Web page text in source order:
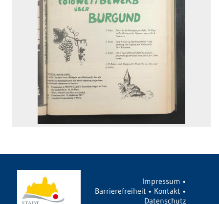
Impressum •
Barrierefreiheit • Kontakt •
Datenschutz